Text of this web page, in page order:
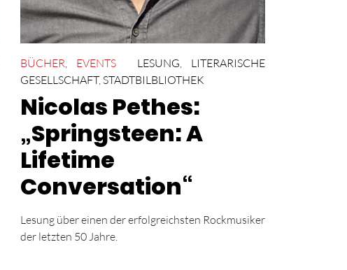
BÜCHER EVENTS LESUNG
LITERARISCHE
GESELLSCHAFT, STADTBILBLIOTHEK
Nicolas Pethes:
„Springsteen: A
Lifetime
Conversation“
Lesung über einen der erfolgreichsten Rockmusiker
der letzten 50 Jahre.